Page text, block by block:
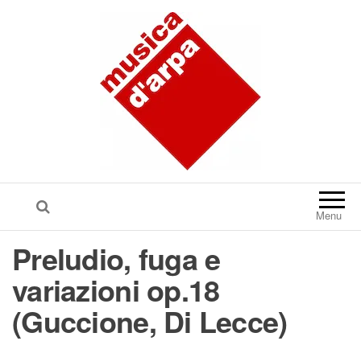
Menu
Preludio, fuga e
variazioni op.18
(Guccione, Di Lecce)